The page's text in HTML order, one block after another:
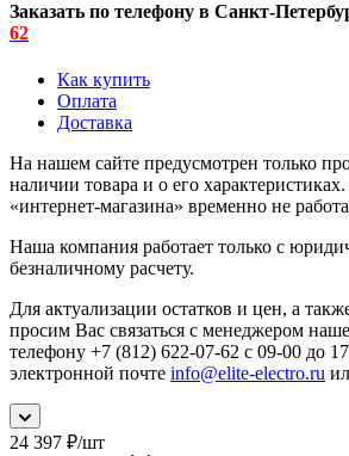
Заказать по телефону в Санкт-
62
Как купить
Оплата
Доставка
На нашем сайте предусмотрен только
наличии товара и о его
«интернет-магазина» временно не
Наша компания работает только с
безналичному расчету.
Для актуализации остатков и цен, а
просим Вас связаться с менеджером
телефону +7 (812) 622-07-62 с 09-00 до
электронной почте info@elite-electro.ru
24 397 ₽/шт